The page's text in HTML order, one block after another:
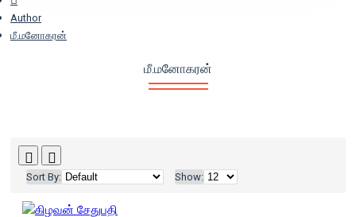
Author
மீ.மனோகரன்
மீ.மனோகரன்
Sort By: Show: